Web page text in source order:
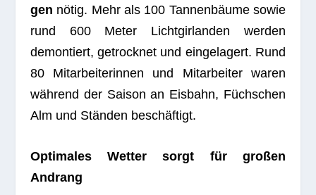
gen nötig. Mehr als 100 Tan­nen­bäume sowie
rund 600 Meter Licht­gir­lan­den wer­den
demon­tiert, getrock­net und ein­ge­la­gert. Rund
80 Mit­ar­bei­te­rin­nen und Mit­ar­bei­ter waren
wäh­rend der Sai­son an Eis­bahn, Füchs­chen
Alm und Stän­den beschäftigt.
Opti­ma­les Wet­ter sorgt für gro­ßen
Andrang